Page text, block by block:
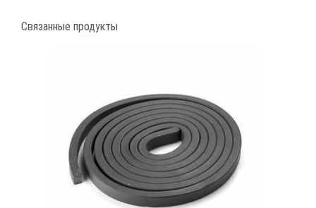
Связанные продукты